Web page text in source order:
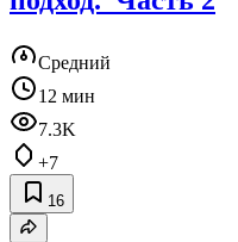
Средний
12 мин
7.3K
+7
16